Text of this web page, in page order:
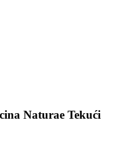
Naturae Tekući